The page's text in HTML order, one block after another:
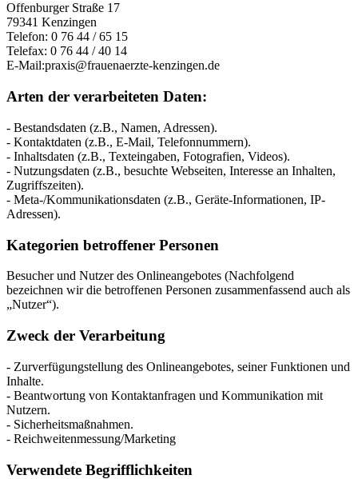
Offenburger Straße 17
79341 Kenzingen
Telefon: 0 76 44 / 65 15
Telefax: 0 76 44 / 40 14
E-Mail:praxis@frauenaerzte-kenzingen.de
Arten der verarbeiteten Daten:
- Bestandsdaten (z.B., Namen, Adressen).
- Kontaktdaten (z.B., E-Mail, Telefonnummern).
- Inhaltsdaten (z.B., Texteingaben, Fotografien, Videos).
- Nutzungsdaten (z.B., besuchte Webseiten, Interesse an Inhalten,
Zugriffszeiten).
- Meta-/Kommunikationsdaten (z.B., Geräte-Informationen, IP-
Adressen).
Kategorien betroffener Personen
Besucher und Nutzer des Onlineangebotes (Nachfolgend
bezeichnen wir die betroffenen Personen zusammenfassend auch als
„Nutzer“).
Zweck der Verarbeitung
- Zurverfügungstellung des Onlineangebotes, seiner Funktionen und
Inhalte.
- Beantwortung von Kontaktanfragen und Kommunikation mit
Nutzern.
- Sicherheitsmaßnahmen.
- Reichweitenmessung/Marketing
Verwendete Begrifflichkeiten